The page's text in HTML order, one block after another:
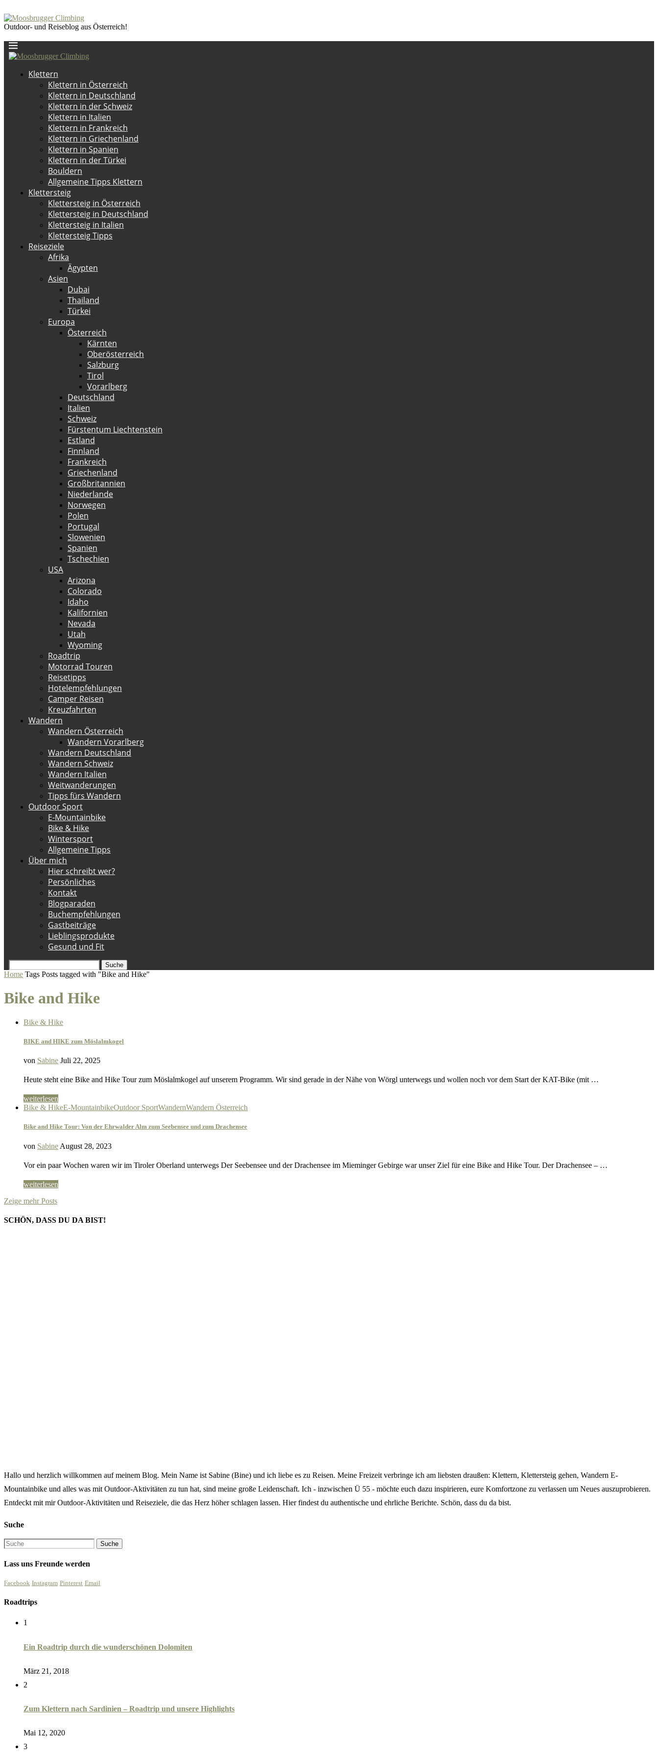
Outdoor- und Reiseblog aus Österreich!
Klettern
Klettern in Österreich
Klettern in Deutschland
Klettern in der Schweiz
Klettern in Italien
Klettern in Frankreich
Klettern in Griechenland
Klettern in Spanien
Klettern in der Türkei
Bouldern
Allgemeine Tipps Klettern
Klettersteig
Klettersteig in Österreich
Klettersteig in Deutschland
Klettersteig in Italien
Klettersteig Tipps
Reiseziele
Afrika
Ägypten
Asien
Dubai
Thailand
Türkei
Europa
Österreich
Kärnten
Oberösterreich
Salzburg
Tirol
Vorarlberg
Deutschland
Italien
Schweiz
Fürstentum Liechtenstein
Estland
Finnland
Frankreich
Griechenland
Großbritannien
Niederlande
Norwegen
Polen
Portugal
Slowenien
Spanien
Tschechien
USA
Arizona
Colorado
Idaho
Kalifornien
Nevada
Utah
Wyoming
Roadtrip
Motorrad Touren
Reisetipps
Hotelempfehlungen
Camper Reisen
Kreuzfahrten
Wandern
Wandern Österreich
Wandern Vorarlberg
Wandern Deutschland
Wandern Schweiz
Wandern Italien
Weitwanderungen
Tipps fürs Wandern
Outdoor Sport
E-Mountainbike
Bike & Hike
Wintersport
Allgemeine Tipps
Über mich
Hier schreibt wer?
Persönliches
Kontakt
Blogparaden
Buchempfehlungen
Gastbeiträge
Lieblingsprodukte
Gesund und Fit
Suche
Home Tags Posts tagged with "Bike and Hike"
Bike and Hike
Bike & Hike
BIKE and HIKE zum Möslalmkogel
von Sabine Juli 22, 2025
Heute steht eine Bike and Hike Tour zum Möslalmkogel auf unserem Programm. Wir sind gerade in der Nähe von Wörgl unterwegs und wollen noch vor dem Start der KAT-Bike (mit …
weiterlesen
Bike & HikeE-MountainbikeOutdoor SportWandernWandern Österreich
Bike and Hike Tour: Von der Ehrwalder Alm zum Seebensee und zum Drachensee
von Sabine August 28, 2023
Vor ein paar Wochen waren wir im Tiroler Oberland unterwegs Der Seebensee und der Drachensee im Mieminger Gebirge war unser Ziel für eine Bike and Hike Tour. Der Drachensee – …
weiterlesen
Zeige mehr Posts
SCHÖN, DASS DU DA BIST!
Hallo und herzlich willkommen auf meinem Blog. Mein Name ist Sabine (Bine) und ich liebe es zu Reisen. Meine Freizeit verbringe ich am liebsten draußen: Klettern, Klettersteig gehen, Wandern E-
Mountainbike und alles was mit Outdoor-Aktivitäten zu tun hat, sind meine große Leidenschaft. Ich - inzwischen Ü 55 - möchte euch dazu inspirieren, eure Komfortzone zu verlassen um Neues auszuprobieren.
Entdeckt mit mir Outdoor-Aktivitäten und Reiseziele, die das Herz höher schlagen lassen. Hier findest du authentische und ehrliche Berichte. Schön, dass du da bist.
Suche
Lass uns Freunde werden
Facebook Instagram Pinterest Email
Roadtrips
1
Ein Roadtrip durch die wunderschönen Dolomiten
März 21, 2018
2
Zum Klettern nach Sardinien – Roadtrip und unsere Highlights
Mai 12, 2020
3